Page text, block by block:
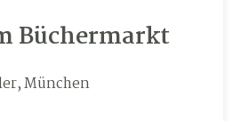
Büchermarkt
München